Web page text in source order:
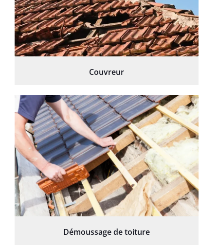
Couvreur
Démoussage de toiture